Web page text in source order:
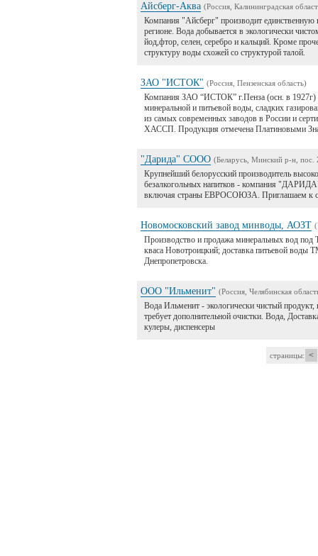
Айсберг-Аква (Россия, Калининградская
Компания "Айсберг" производит
регионе. Вода добывается в экологически
йод,фтор, селен, серебро и кальций. Кроме
структуру воды схожей со структурой талой.
ЗАО "ИСТОК" (Россия, Пензенская область)
Компания ЗАО “ИСТОК” г.Пенза (осн. в 1927г)
минеральной и питьевой воды, сладких
из самых современных заводов в России и
ХАССП. Продукция отмечена Платиновыми
"Дарида" СООО (Беларусь, Минский р-н,
Крупнейший белорусский производитель
безалкогольных напитков - компания
включая страны ЕВРОСОЮЗА. Приглашаем к
Новомосковский завод минводы, АОЗТ
Производство и продажа минеральных вод
кваса Новотроицкий; доставка питьевой воды
Днепропетровска.
ООО "Ильменит" (Россия, Челябинская
Вода Ильменит - экологически чистый
требует дополнительной очистки. Вода,
кулеры, диспенсеры
страницы: <